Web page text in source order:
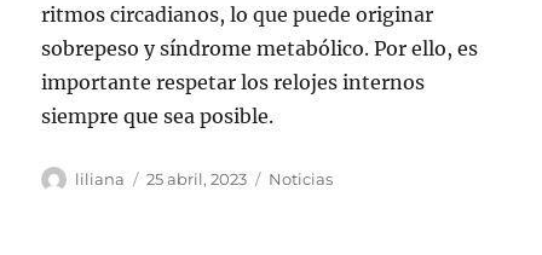
ritmos circadianos, lo que puede originar
sobrepeso y síndrome metabólico. Por ello, es
importante respetar los relojes internos
siempre que sea posible.
Autor
liliana
Publicado
25 abril, 2023 Categorías
Noticias